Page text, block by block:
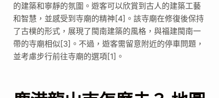
的建築和寧靜的氛圍。遊客可以欣賞到古人的建築工藝
和智慧，並感受到寺廟的精神[4]。該寺廟在修復後保持
了古樸的形式，展現了閩南建築的風格，與福建閩南一
帶的寺廟相似[3]。不過，遊客需留意附近的停車問題，
並考慮步行前往寺廟的選項[1]。